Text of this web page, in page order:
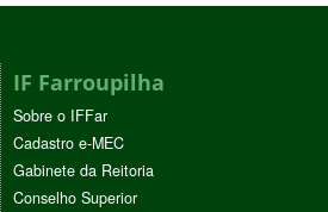
IF Farroupilha
Sobre o IFFar
Cadastro e-MEC
Gabinete da Reitoria
Conselho Superior